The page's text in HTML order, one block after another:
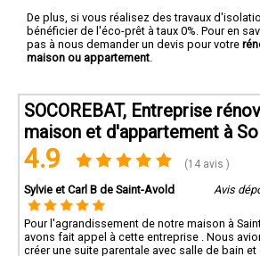
De plus, si vous réalisez des travaux
bénéficier de l'éco-prêt à taux 0%. Pour en
pas à nous demander un devis pour votre
maison ou appartement
SOCOREBAT, Entreprise
maison et d'appartement à
4.9 (14 avis )
Sylvie et Carl B de Saint-Avold Avis
Pour l'agrandissement de notre maison à
avons fait appel à cette entreprise . Nous
créer une suite parentale avec salle de bain